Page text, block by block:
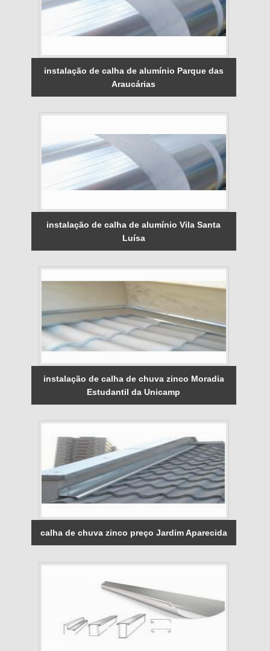
instalação de calha de alumínio Parque das
Araucárias
instalação de calha de alumínio Vila Santa
Luísa
instalação de calha de chuva zinco Moradia
Estudantil da Unicamp
calha de chuva zinco preço Jardim Aparecida